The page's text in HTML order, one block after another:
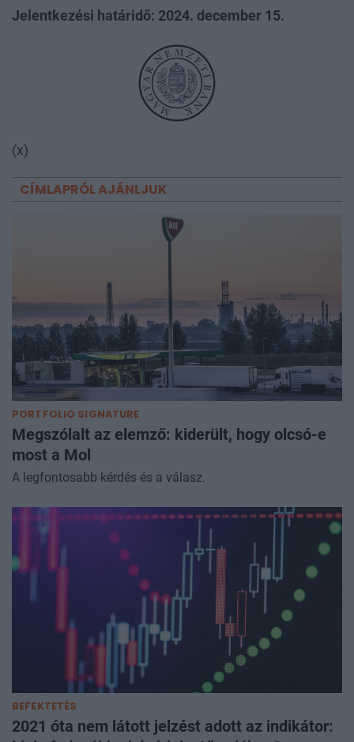
Jelentkezési határidő: 2024. december 15.
(x)
CÍMLAPRÓL AJÁNLJUK
PORTFOLIO SIGNATURE
Megszólalt az elemző: kiderült, hogy olcsó-e
most a Mol
A legfontosabb kérdés és a válasz.
BEFEKTETÉS
2021 óta nem látott jelzést adott az indikátor: